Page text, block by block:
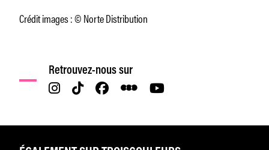
Crédit images : © Norte Distribution
Retrouvez-nous sur